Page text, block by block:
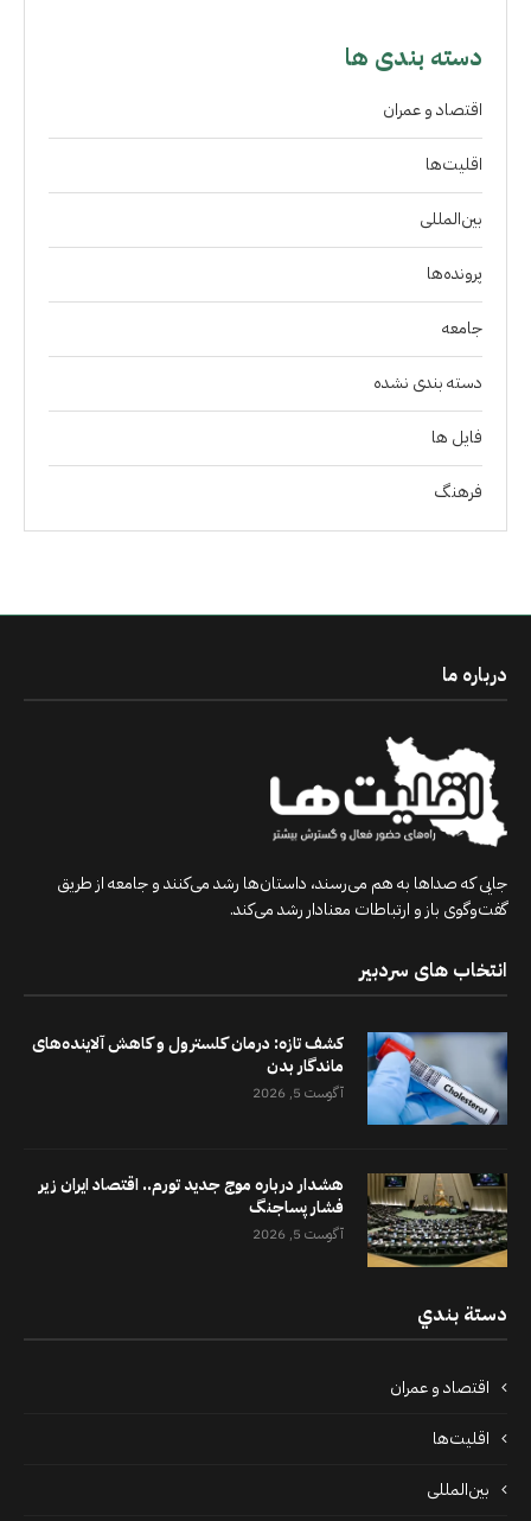
دسته بندی ها
اقتصاد و عمران
اقلیت‌ها
بین‌المللی
پرونده‌ها
جامعه
دسته بندی نشده
فايل ها
فرهنگ
درباره ما
جایی که صداها به هم می‌رسند، داستان‌ها رشد می‌کنند و جامعه از طریق
گفت‌وگوی باز و ارتباطات معنادار رشد می‌کند.
انتخاب های سردبیر
کشف تازه: درمان کلسترول و کاهش آلاینده‌های
ماندگار بدن
آگوست 5, 2026
هشدار درباره موج جدید تورم.. اقتصاد ایران زیر
فشار پساجنگ
آگوست 5, 2026
دستة بندي
اقتصاد و عمران
اقلیت‌ها
بین‌المللی